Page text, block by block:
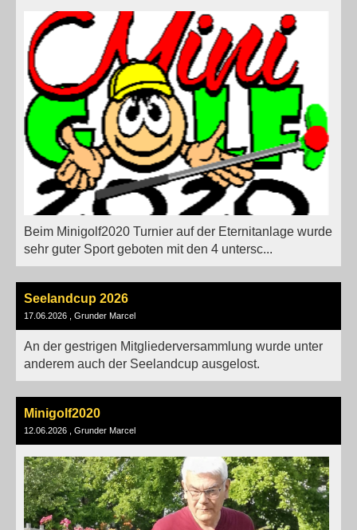
Beim Minigolf2020 Turnier auf der Eternitanlage wurde
sehr guter Sport geboten mit den 4 untersc...
Seelandcup 2026
17.06.2026 , Grunder Marcel
An der gestrigen Mitgliederversammlung wurde unter
anderem auch der Seelandcup ausgelost.
Minigolf2020
12.06.2026 , Grunder Marcel